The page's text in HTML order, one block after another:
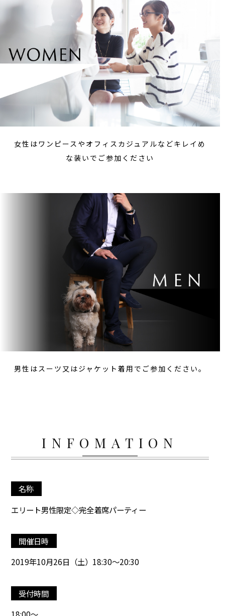
女性はワンピースやオフィスカジュアルなどキレイめ
な装いでご参加ください
男性はスーツ又はジャケット着用でご参加ください。
INFOMATION
名称
エリート男性限定◇完全着席パーティー
開催日時
2019年10月26日（土）18:30～20:30
受付時間